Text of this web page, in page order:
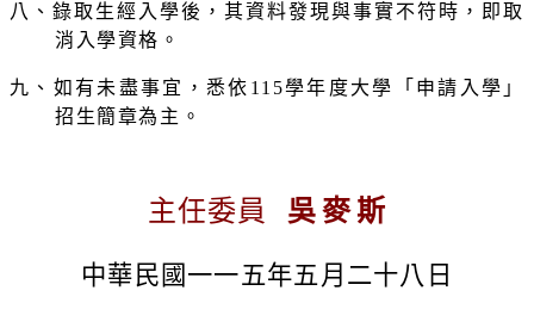
八、錄取生經入學後，其資料發現與事實不符時，即取
消入學資格。
九、如有未盡事宜，悉依 115學年度大學「申請入學」
招生簡章為主。
主任委員 吳麥斯
中華民國一一五年五月二十八日